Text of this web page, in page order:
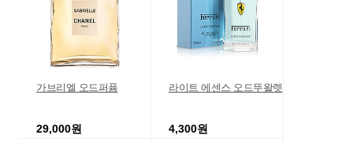
가브리엘 오드퍼퓸
29,000원
라이트 에센스 오드뚜왈렛
4,300원